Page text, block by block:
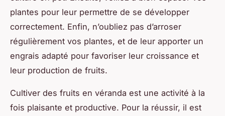
plantes pour leur permettre de se développer
correctement. Enfin, n’oubliez pas d’arroser
régulièrement vos plantes, et de leur apporter un
engrais adapté pour favoriser leur croissance et
leur production de fruits.
Cultiver des fruits en véranda est une activité à la
fois plaisante et productive. Pour la réussir, il est